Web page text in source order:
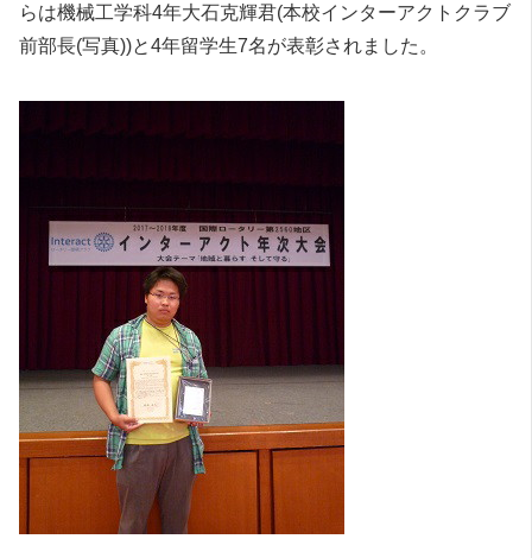
らは機械工学科4年大石克輝君(本校インターアクトクラブ
前部長(写真))と4年留学生7名が表彰されました。